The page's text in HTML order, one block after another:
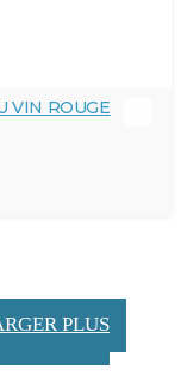
VIN ROUGE
PLUS